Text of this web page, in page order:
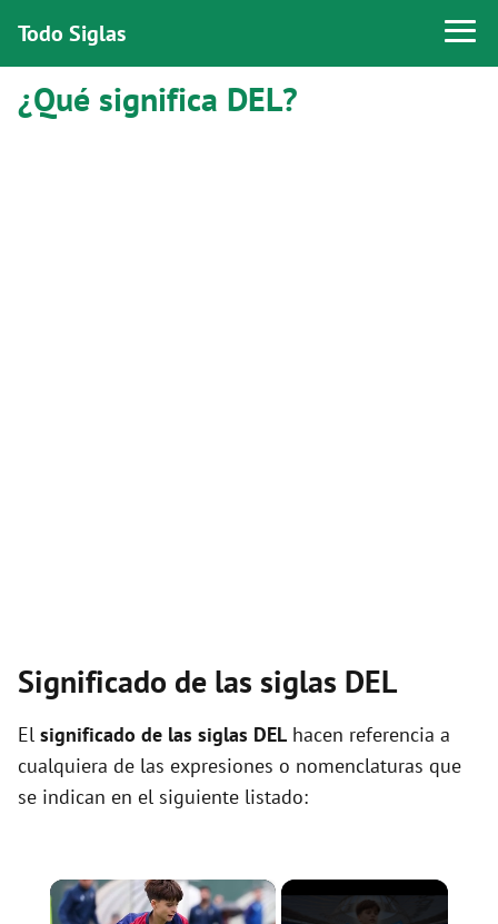
Todo Siglas
¿Qué significa DEL?
Significado de las siglas DEL
El significado de las siglas DEL hacen referencia a
cualquiera de las expresiones o nomenclaturas que
se indican en el siguiente listado:
×